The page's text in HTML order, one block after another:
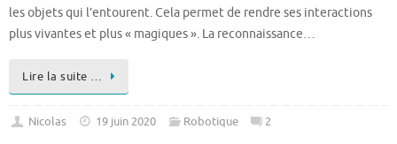
les objets qui l’entourent. Cela permet de rendre ses interactions
plus vivantes et plus « magiques ». La reconnaissance…
Lire la suite …
Nicolas 19 juin 2020 Robotique 2